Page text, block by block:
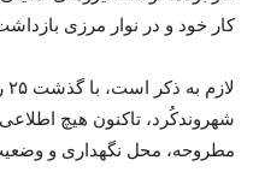
کار خود و در نوار مرزی
شهروندکُرد، تاکنون هیچ‌
مطروحە، محل نگهداری و